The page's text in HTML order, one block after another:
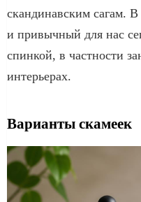
скандинавским сагам. В
и привычный для нас
спинкой, в частности
интерьерах.
Варианты скамеек